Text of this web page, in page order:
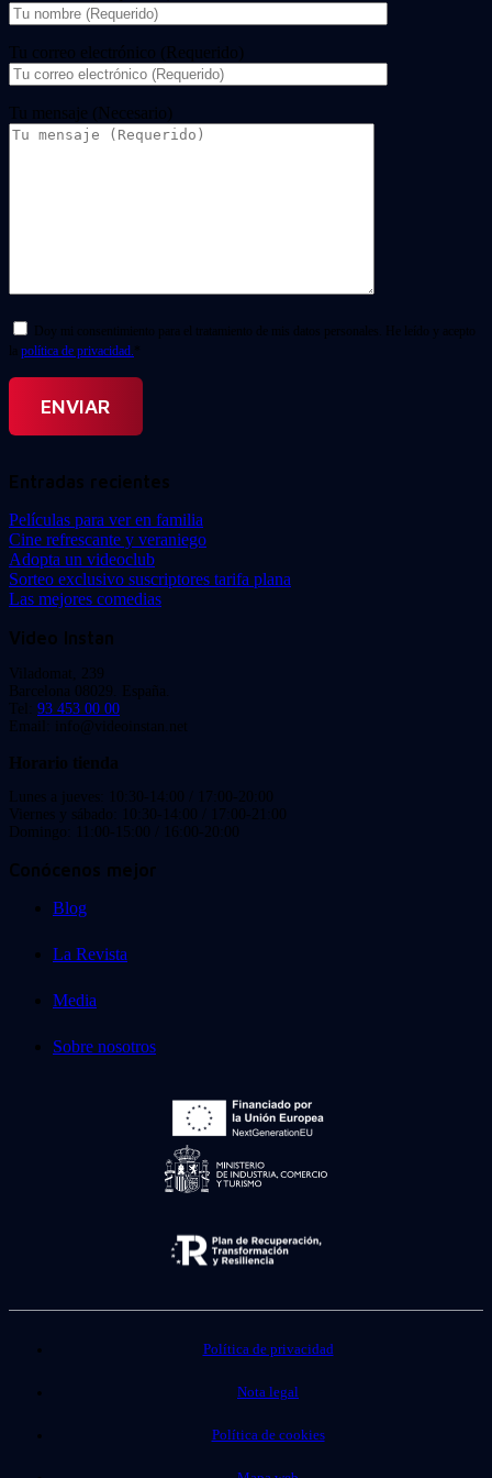
Tu correo electrónico (Requerido)
Tu mensaje (Necesario)
Doy mi consentimiento para el tratamiento de mis datos personales. He leído y acepto
la política de privacidad. *
Entradas recientes
Películas para ver en familia
Cine refrescante y veraniego
Adopta un videoclub
Sorteo exclusivo suscriptores tarifa plana
Las mejores comedias
Video Instan
Viladomat, 239
Barcelona 08029. España.
Tel: 93 453 00 00
Email: info@videoinstan.net
Horario tienda
Lunes a jueves: 10:30-14:00 / 17:00-20:00
Viernes y sábado: 10:30-14:00 / 17:00-21:00
Domingo: 11:00-15:00 / 16:00-20:00
Conócenos mejor
Blog
La Revista
Media
Sobre nosotros
Política de privacidad
Nota legal
Política de cookies